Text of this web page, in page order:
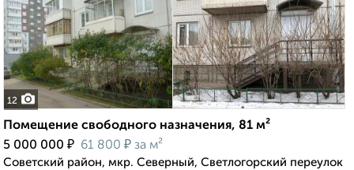
12
Помещение свободного назначения, 81 м²
5 000 000 ₽ 61 800 ₽ за м²
Советский район, мкр. Северный, Светлогорский переулок